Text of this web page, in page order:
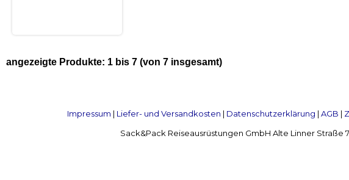
angezeigte Produkte: 1 bis 7 (von 7 insgesamt)
Impressum | Liefer- und Versandkosten | Datenschutzerklärung | AGB |
Sack&Pack Reiseausrüstungen GmbH Alte Linner Straße